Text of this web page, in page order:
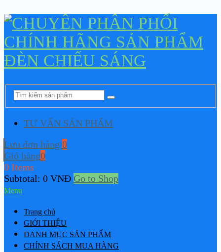
TƯ VẤN SẢN PHẨM
Lưu đơn hàng 0
Giỏ hàng0
0 Items
Subtotal: 0 VNĐ Go to Shop
Menu
Trang chủ
GIỚI THIỆU
DANH MỤC SẢN PHẨM
CHÍNH SÁCH MUA HÀNG